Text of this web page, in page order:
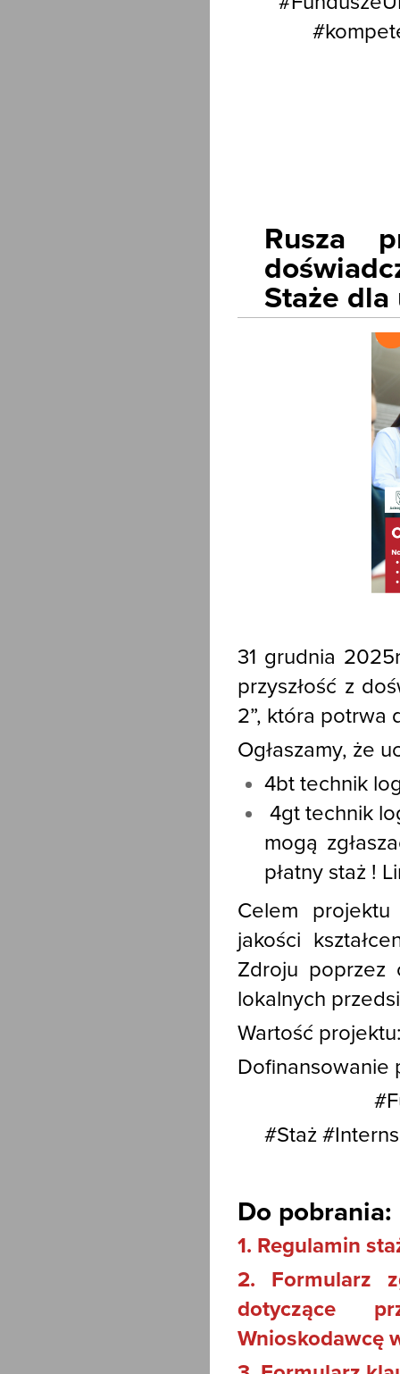
Rusza
Staże dla
31 grudnia
przyszłość z
2”, która potrwa
Ogłaszamy, że
4bt technik
4gt technik
mogą
płatny staż !
Celem
jakości
Zdroju poprzez
lokalnych
Wartość
Dofinansowanie
#Staż
Do pobrania:
1. Regulamin
2. Formularz
dotyczące
Wnioskodawcę